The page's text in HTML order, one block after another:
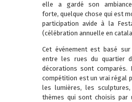
elle a gardé son ambiance
forte, quelque chose qui est
participation avide à la
(célébration annuelle en
Cet événement est basé
entre les rues du quartier
décorations sont
compétition est un vrai régal
les lumières, les
thèmes qui sont choisis par